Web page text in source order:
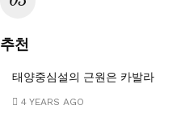
추천
태양중심설의 근원은 카발라
4 YEARS AGO